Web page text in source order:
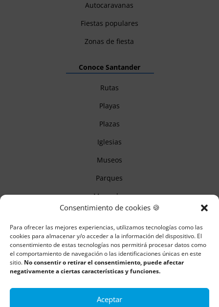
Consentimiento de cookies 🍪
Para ofrecer las mejores experiencias, utilizamos tecnologías como las
cookies para almacenar y/o acceder a la información del dispositivo. El
consentimiento de estas tecnologías nos permitirá procesar datos como
el comportamiento de navegación o las identificaciones únicas en este
sitio. No consentir o retirar el consentimiento, puede afectar
negativamente a ciertas características y funciones.
Aceptar
Autocaravanas
Fiestas populares
Zonas de fiesta
Conoce Santander
Rutas
Playas
Plazas
Iglesias
Museos
Parques
Mercados
Monumentos
Descubre Cantabria
Información